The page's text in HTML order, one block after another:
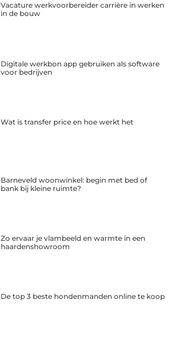
Vacature werkvoorbereider carrière in werken
in de bouw
Digitale werkbon app gebruiken als software
voor bedrijven
Wat is transfer price en hoe werkt het
Barneveld woonwinkel: begin met bed of
bank bij kleine ruimte?
Zo ervaar je vlambeeld en warmte in een
haardenshowroom
De top 3 beste hondenmanden online te koop